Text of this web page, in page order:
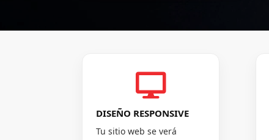

DISEÑO RESPONSIVE
Tu sitio web se verá